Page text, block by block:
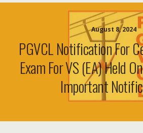
August 8, 2024
PGVCL Notification For
Exam For VS (EA) Held
Important